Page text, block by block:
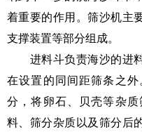
着重要的作用。筛沙机主
支撑装置等部分组成。
进料斗负责海沙的进料
在设置的同间距筛条之
分，将卵石、贝壳等杂
料、筛分杂质以及筛分后